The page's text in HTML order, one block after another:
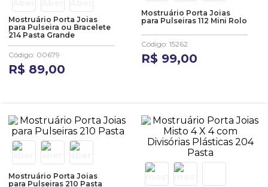
Mostruário Porta Joias
para Pulseira ou Bracelete
214 Pasta Grande
Código: 00679
R$ 89,00
Mostruário Porta Joias
para Pulseiras 112 Mini Rolo
Código: 15262
R$ 99,00
Mostruário Porta Joias
para Pulseiras 210 Pasta